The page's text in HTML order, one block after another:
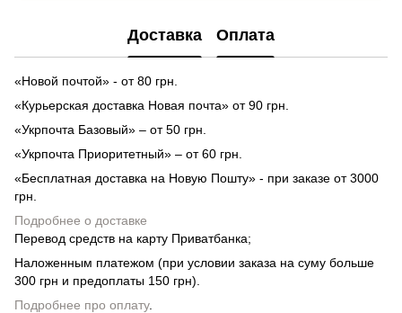
Доставка Оплата
«Новой почтой» - от 80 грн.
«Курьерская доставка Новая почта» от 90 грн.
«Укрпочта Базовый» – от 50 грн.
«Укрпочта Приоритетный» – от 60 грн.
«Бесплатная доставка на Новую Пошту» - при заказе от 3000
грн.
Подробнее о доставке
Перевод средств на карту Приватбанка;
Наложенным платежом (при условии заказа на суму больше
300 грн и предоплаты 150 грн).
Подробнее про оплату.